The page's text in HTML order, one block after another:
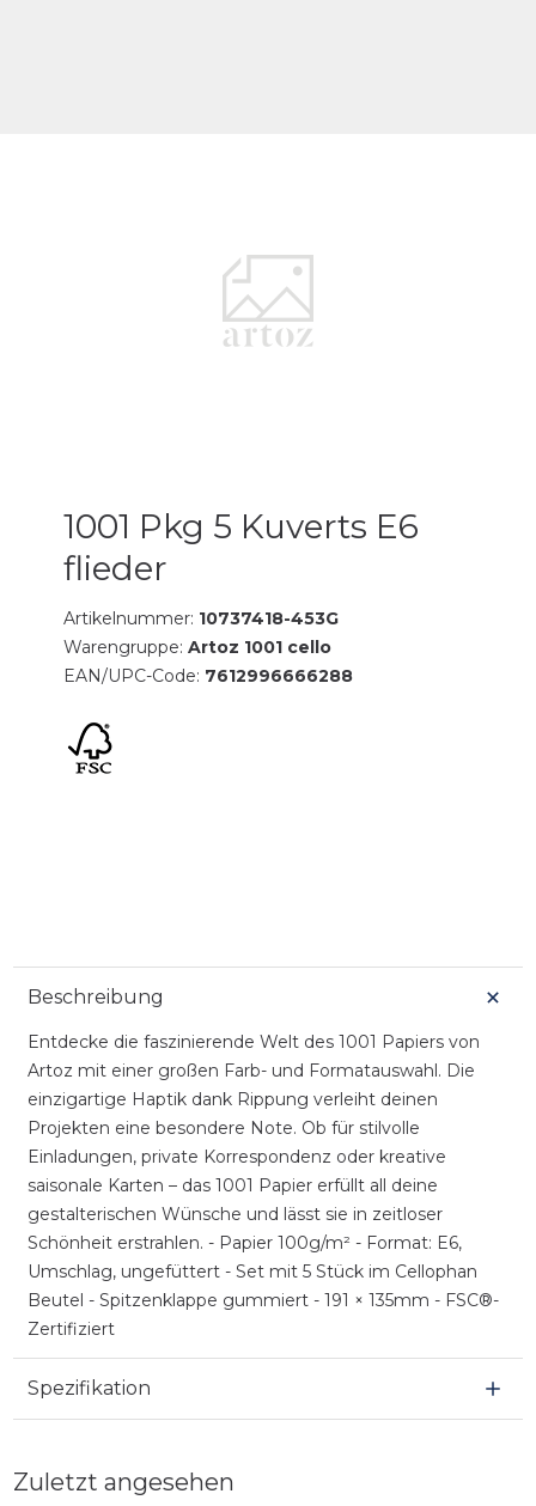
1001 Pkg 5 Kuverts E6
flieder
Artikelnummer: 10737418-453G
Warengruppe:Artoz 1001 cello
EAN/UPC-Code: 7612996666288
Beschreibung
Entdecke die faszinierende Welt des 1001 Papiers von
Artoz mit einer großen Farb- und Formatauswahl. Die
einzigartige Haptik dank Rippung verleiht deinen
Projekten eine besondere Note. Ob für stilvolle
Einladungen, private Korrespondenz oder kreative
saisonale Karten – das 1001 Papier erfüllt all deine
gestalterischen Wünsche und lässt sie in zeitloser
Schönheit erstrahlen. - Papier 100g/m² - Format: E6,
Umschlag, ungefüttert - Set mit 5 Stück im Cellophan
Beutel - Spitzenklappe gummiert - 191 × 135mm - FSC®-
Zertifiziert
Spezifikation
Zuletzt angesehen